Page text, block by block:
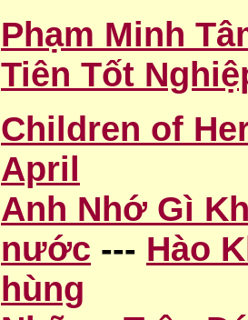
Phạm Minh
Tiên Tốt
Children of
April
Anh Nhớ Gì
nước --- Hào
hùng